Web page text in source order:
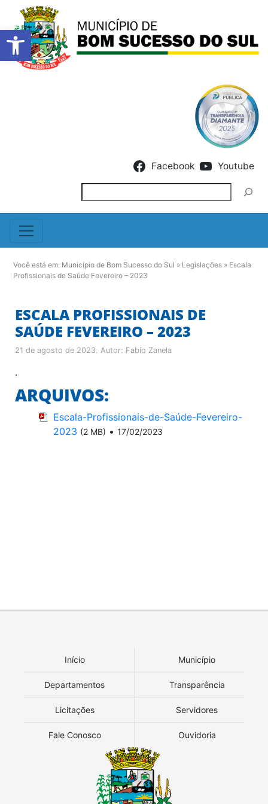
Barra de Ferramentas
Facebook Youtube
Você está em: Município de Bom Sucesso do Sul » Legislações » Escala
Profissionais de Saúde Fevereiro – 2023
ESCALA PROFISSIONAIS DE
SAÚDE FEVEREIRO – 2023
21 de agosto de 2023. Autor: Fabio Zanela
.
ARQUIVOS:
Escala-Profissionais-de-Saúde-Fevereiro-
2023 (2 MB) • 17/02/2023
Início Município
Departamentos Transparência
Licitações Servidores
Fale Conosco Ouvidoria